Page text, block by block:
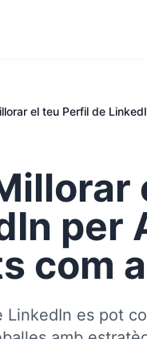
el teu Perfil de
per
com
LinkedIn es pot